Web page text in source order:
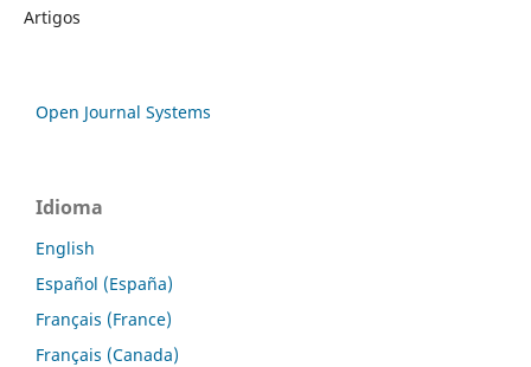
Artigos
Open Journal Systems
Idioma
English
Español (España)
Français (France)
Français (Canada)